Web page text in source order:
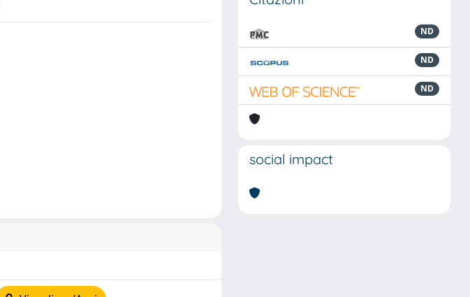
ND
ND
ND
social impact